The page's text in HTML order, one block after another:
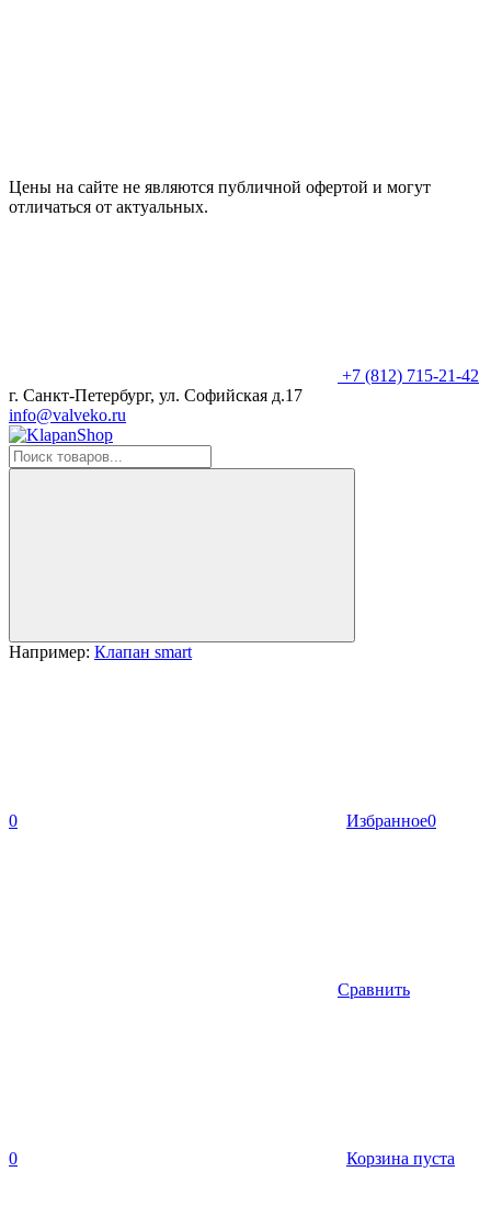
Цены на сайте не являются публичной офертой и могут
отличаться от актуальных.
+7 (812) 715-21-42
г. Санкт-Петербург, ул. Софийская д.17
info@valveko.ru
Например: Клапан smart
0 Избранное0
Сравнить
0 Корзина пуста